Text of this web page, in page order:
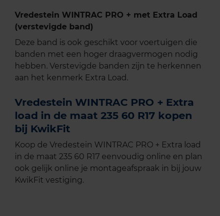
Vredestein WINTRAC PRO + met Extra Load
(verstevigde band)
Deze band is ook geschikt voor voertuigen die
banden met een hoger draagvermogen nodig
hebben. Verstevigde banden zijn te herkennen
aan het kenmerk Extra Load.
Vredestein WINTRAC PRO + Extra
load in de maat 235 60 R17 kopen
bij KwikFit
Koop de Vredestein WINTRAC PRO + Extra load
in de maat 235 60 R17 eenvoudig online en plan
ook gelijk online je montageafspraak in bij jouw
KwikFit vestiging.